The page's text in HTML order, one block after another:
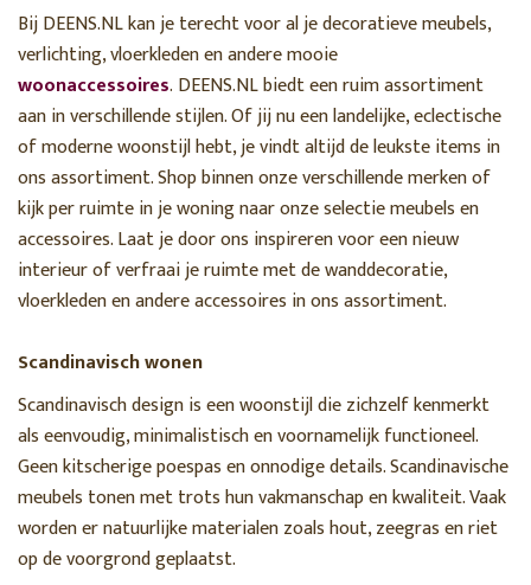
Bij DEENS.NL kan je terecht voor al je decoratieve meubels,
verlichting, vloerkleden en andere mooie
woonaccessoires. DEENS.NL biedt een ruim assortiment
aan in verschillende stijlen. Of jij nu een landelijke, eclectische
of moderne woonstijl hebt, je vindt altijd de leukste items in
ons assortiment. Shop binnen onze verschillende merken of
kijk per ruimte in je woning naar onze selectie meubels en
accessoires. Laat je door ons inspireren voor een nieuw
interieur of verfraai je ruimte met de wanddecoratie,
vloerkleden en andere accessoires in ons assortiment.
Scandinavisch wonen
Scandinavisch design is een woonstijl die zichzelf kenmerkt
als eenvoudig, minimalistisch en voornamelijk functioneel.
Geen kitscherige poespas en onnodige details. Scandinavische
meubels tonen met trots hun vakmanschap en kwaliteit. Vaak
worden er natuurlijke materialen zoals hout, zeegras en riet
op de voorgrond geplaatst.